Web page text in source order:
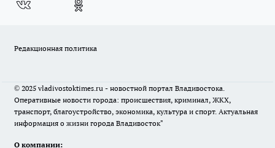
Редакционная политика
© 2025 vladivostoktimes.ru - новостной портал Владивостока.
Оперативные новости города: происшествия, криминал, ЖКХ,
транспорт, благоустройство, экономика, культура и спорт. Актуальная
информация о жизни города Владивосток"
О компании: